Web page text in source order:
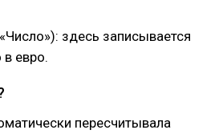
здесь записывается
в евро.
пересчитывала